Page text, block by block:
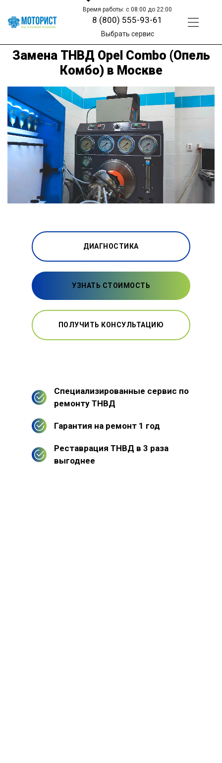
Время работы: с 08:00 до 22:00
8 (800) 555-93-61
Выбрать сервис
Замена ТНВД Opel Combo (Опель
Комбо) в Москве
ДИАГНОСТИКА
УЗНАТЬ СТОИМОСТЬ
ПОЛУЧИТЬ КОНСУЛЬТАЦИЮ
Специализированные сервис по
ремонту ТНВД
Гарантия на ремонт 1 год
Реставрация ТНВД в 3 раза
выгоднее